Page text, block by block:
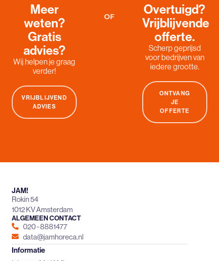
Meer
weten?
Gratis
advies?
Wij helpen je graag
verder!
VRIJBLIJVEND
ADVIES
OF
Overtuigd?
Vrijblijvende
offerte.
Scherp geprijsd
voor bedrijven van
iedere grootte.
ONTVANG
JE
OFFERTE
JAM!
Rokin 54
1012 KV Amsterdam
ALGEMEEN CONTACT
020 - 8881477
data@jamhoreca.nl
Informatie